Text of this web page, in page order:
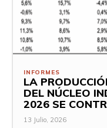
INFORMES
LA
DEL NÚCLEO
2026 SE
13 Julio, 2026